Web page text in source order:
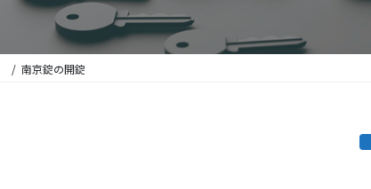
朝
新座市富士見市日高市
南京錠の開錠